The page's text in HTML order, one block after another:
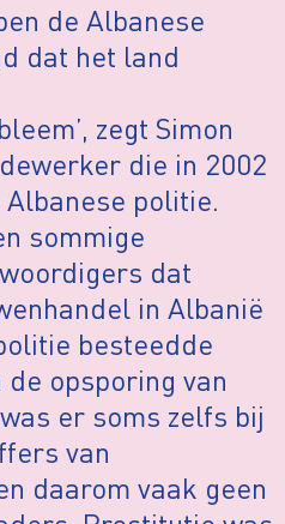
de Albanese
dat het land
zegt Simon
die in 2002
politie.
sommige
dat
in Albanië
besteedde
opsporing van
er soms zelfs bij
van
daarom vaak geen